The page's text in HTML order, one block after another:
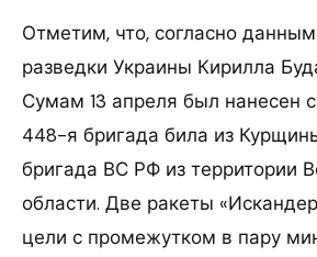
Отметим, что, согласно
разведки Украины Кирилла
Сумам 13 апреля был нанесен
448-я бригада била из
бригада ВС РФ из территории
области. Две ракеты
цели с промежутком в пару